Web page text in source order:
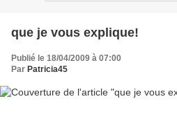
que je vous explique!
Publié le 18/04/2009 à 07:00
Par Patricia45